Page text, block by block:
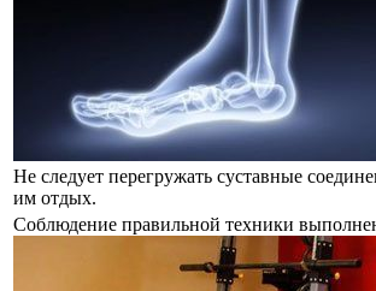
Не следует перегружать суставные
им отдых.
Соблюдение правильной техники